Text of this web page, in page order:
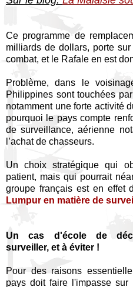
Ce programme de
milliards de dollars, porte
combat, et le Rafale en est
Problème, dans le
Philippines sont touchées
notamment une forte activité
pourquoi le pays compte
de surveillance, aérienne
l’achat de chasseurs.
Un choix stratégique qui
patient, mais qui pourrait
groupe français est en effet
Lumpur en matière de
Un cas d'école de
surveiller, et à éviter !
Pour des raisons
pays doit faire l'impasse sur